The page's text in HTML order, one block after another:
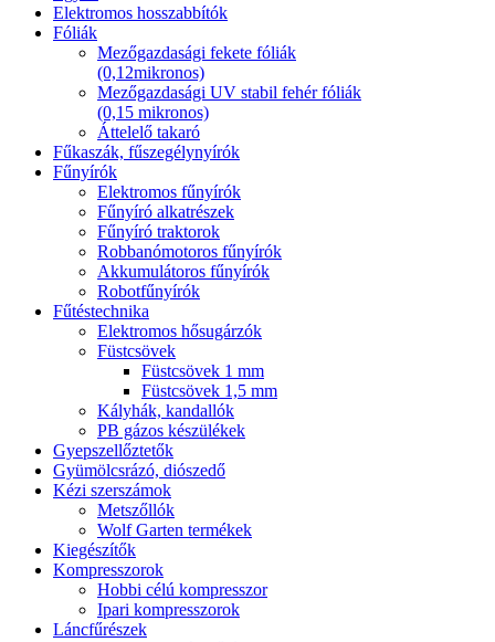
Elektromos hosszabbítók
Fóliák
Mezőgazdasági fekete fóliák
(0,12mikronos)
Mezőgazdasági UV stabil fehér fóliák
(0,15 mikronos)
Áttelelő takaró
Fűkaszák, fűszegélynyírók
Fűnyírók
Elektromos fűnyírók
Fűnyíró alkatrészek
Fűnyíró traktorok
Robbanómotoros fűnyírók
Akkumulátoros fűnyírók
Robotfűnyírók
Fűtéstechnika
Elektromos hősugárzók
Füstcsövek
Füstcsövek 1 mm
Füstcsövek 1,5 mm
Kályhák, kandallók
PB gázos készülékek
Gyepszellőztetők
Gyümölcsrázó, diószedő
Kézi szerszámok
Metszőllók
Wolf Garten termékek
Kiegészítők
Kompresszorok
Hobbi célú kompresszor
Ipari kompresszorok
Láncfűrészek